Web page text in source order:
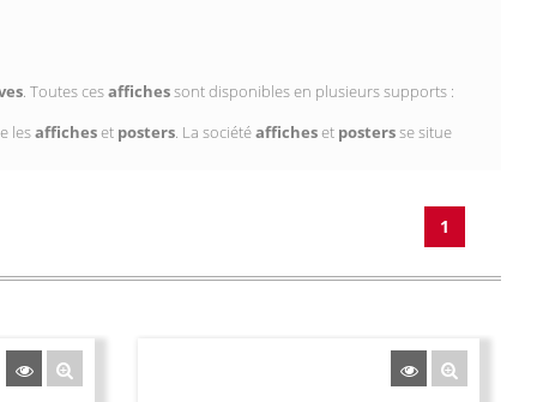
. Toutes cesaffichessont disponibles en plusieurs supports :
lesafficheset posters. La sociétéafficheset postersse situe
1